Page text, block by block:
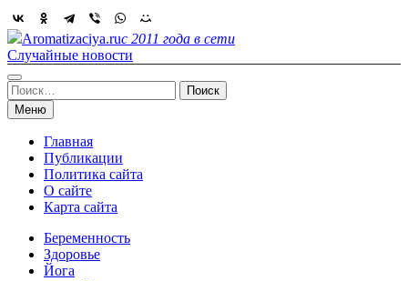
Skip
to
content
Aromatizaciya.ruс 2011 года в сети
Случайные новости
Найти:
Меню
Главная
Публикации
Политика сайта
О сайте
Карта сайта
Беременность
Здоровье
Йога